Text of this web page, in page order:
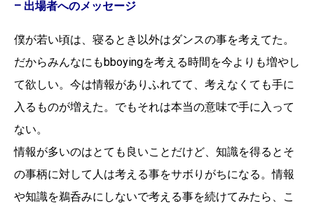
– 出場者へのメッセージ
僕が若い頃は、寝るとき以外はダンスの事を考えてた。
だからみんなにもbboyingを考える時間を今よりも増やし
て欲しい。今は情報がありふれてて、考えなくても手に
入るものが増えた。でもそれは本当の意味で手に入って
ない。
情報が多いのはとても良いことだけど、知識を得るとそ
の事柄に対して人は考える事をサボりがちになる。情報
や知識を鵜呑みにしないで考える事を続けてみたら、こ